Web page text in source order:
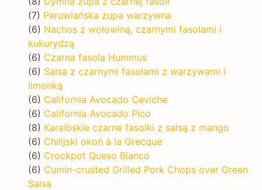
(7) Peruwiańska zupa warzywna
(6) Nachos z wołowiną, czarnymi fasolami i
kukurydzą
(6) Czarna fasola Hummus
(6) Salsa z czarnymi fasolami z warzywami i
limonką
(6) California Avocado Ceviche
(6) California Avocado Pico
(8) Karaibskie czarne fasolki z salsą z mango
(6) Chilijski okoń à la Grecque
(6) Crockpot Queso Blanco
(6) Cumin-crusted Grilled Pork Chops over Green
Salsa